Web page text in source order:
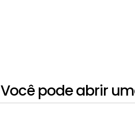
Você pode abrir